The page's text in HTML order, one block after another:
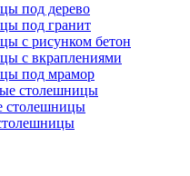
под дерево
под гранит
с рисунком бетон
с вкраплениями
под мрамор
столешницы
столешницы